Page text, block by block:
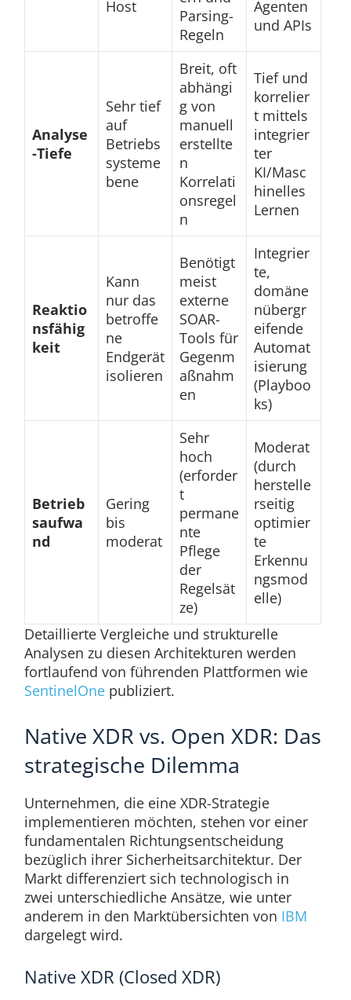
Host
Parsing-
Regeln
Agenten
und APIs
Analyse
-Tiefe
Sehr tief
auf
Betriebs
systeme
bene
Breit, oft
abhängi
g von
manuell
erstellte
n
Korrelati
onsregel
n
Tief und
korrelier
t mittels
integrier
ter
KI/Masc
hinelles
Lernen
Reaktio
nsfähig
keit
Kann
nur das
betroffe
ne
Endgerät
isolieren
Benötigt
meist
externe
SOAR-
Tools für
Gegenm
aßnahm
en
Integrier
te,
domäne
nübergr
eifende
Automat
isierung
(Playboo
ks)
Betrieb
saufwa
nd
Gering
bis
moderat
Sehr
hoch
(erforder
t
permane
nte
Pflege
der
Regelsät
ze)
Moderat
(durch
herstelle
rseitig
optimier
te
Erkennu
ngsmod
elle)
Detaillierte Vergleiche und strukturelle
Analysen zu diesen Architekturen werden
fortlaufend von führenden Plattformen wie
SentinelOnepubliziert.
Native XDR vs. Open XDR: Das
strategische Dilemma
Unternehmen, die eine XDR-Strategie
implementieren möchten, stehen vor einer
fundamentalen Richtungsentscheidung
bezüglich ihrer Sicherheitsarchitektur. Der
Markt differenziert sich technologisch in
zwei unterschiedliche Ansätze, wie unter
anderem in den Marktübersichten von IBM
dargelegt wird.
Native XDR (Closed XDR)